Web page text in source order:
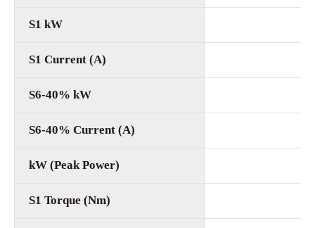
S1 kW
S1 Current (A)
S6-40% kW
S6-40% Current (A)
kW (Peak Power)
S1 Torque (Nm)